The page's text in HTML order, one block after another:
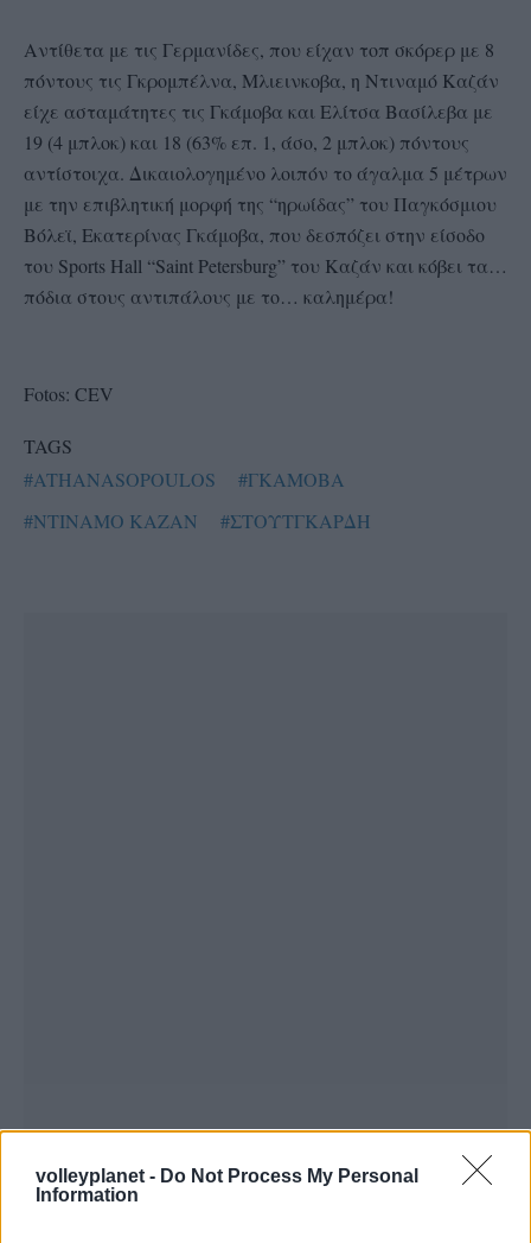
volleyplanet - Do Not Process My Personal
Information
Αντίθετα με τις Γερμανίδες, που είχαν τοπ σκόρερ με 8
πόντους τις Γκρομπέλνα, Μλιεινκοβα, η Ντιναμό Καζάν
είχε ασταμάτητες τις Γκάμοβα και Ελίτσα Βασίλεβα με
19 (4 μπλοκ) και 18 (63% επ. 1, άσο, 2 μπλοκ) πόντους
αντίστοιχα. Δικαιολογημένο λοιπόν το άγαλμα 5 μέτρων
με την επιβλητική μορφή της “ηρωίδας” του Παγκόσμιου
Βόλεϊ, Εκατερίνας Γκάμοβα, που δεσπόζει στην είσοδο
του Sports Hall “Saint Petersburg” του Καζάν και κόβει τα…
πόδια στους αντιπάλους με το… καλημέρα!
Fotos: CEV
TAGS
#ATHANASOPOULOS
#ΓΚΑΜΟΒΑ
#ΝΤΙΝΑΜΟ ΚΑΖΑΝ
#ΣΤΟΥΤΓΚΑΡΔΗ